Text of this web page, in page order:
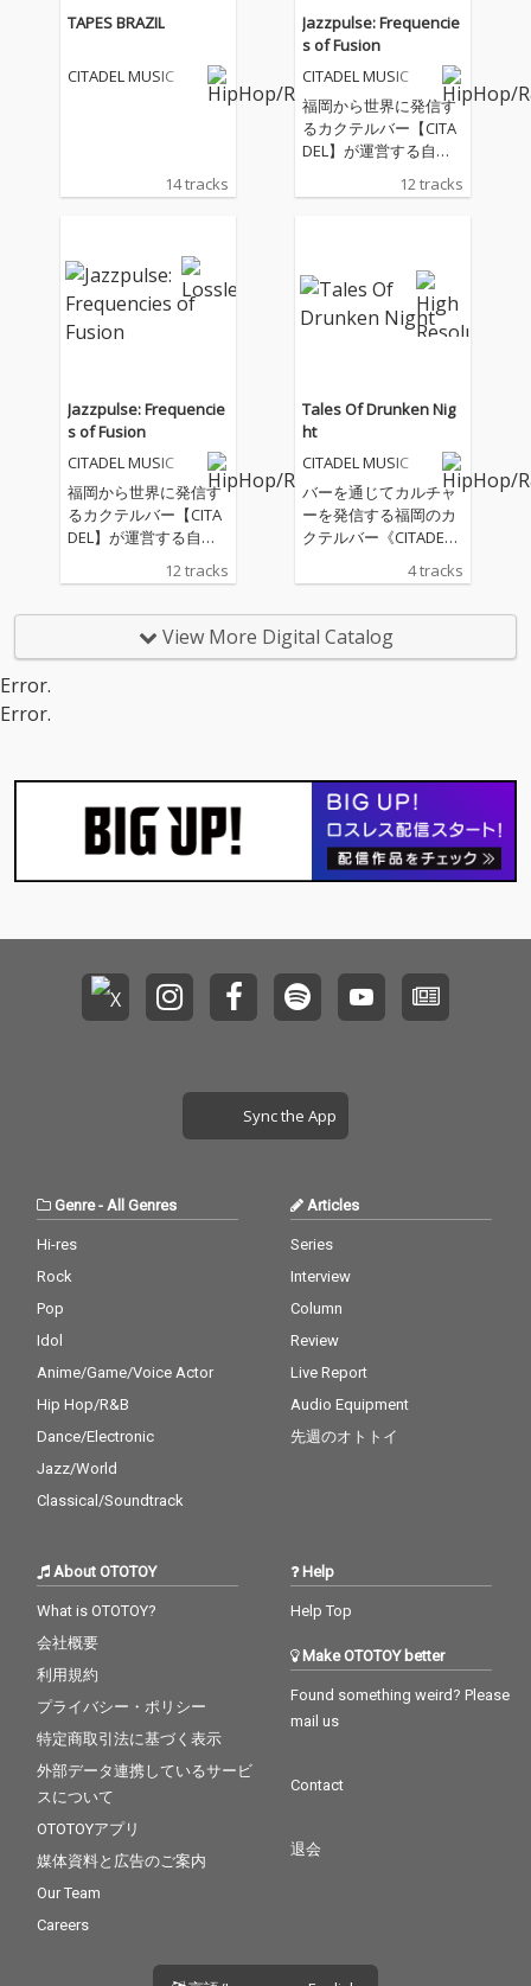
ルチャーを発信してい
る、福岡・大名を拠点
ー・レーベル、《SHH
Q.（stay hope head q
を拠点に活動するビー
K、JPabb、TACMA、
そしてタイを拠点に活
動するGaidjinnを迎え
て制作された全6曲収
を取り入れ、より自由
度の高い空気感と実験
性を内包したスピンオ
フ作品となっている。
各ビートメイカーの個
性を色濃く反映しなが
らも、SHHQ.ならでは
のムードと質感を軸
まとめ上げられた全6
曲収録EP。 ジャケット
デザインはtoyamegが
ルチャーを発信してい
る、福岡・大名を拠点
に活動するクリエイタ
ー・レーベル、《SHH
Q.（stay hope head q
uarter.）》 とのコラボ
レーションEP。 最新作
を拠点に活動するビー
そしてタイを拠点に活
動するGaidjinnを迎え
て制作された全6曲収
を取り入れ、より自由
度の高い空気感と実験
性を内包したスピンオ
フ作品となっている。
各ビートメイカーの個
性を色濃く反映しなが
らも、SHHQ.ならでは
のムードと質感を軸
まとめ上げられた全6
曲収録EP。 ジャケット
デザインはtoyamegが
TAPES BRAZIL
CITADEL MUSIC
14 tracks
Jazzpulse: Frequencie
s of Fusion
CITADEL MUSIC
福岡から世界に発信す
るカクテルバー【CITA
DEL】が運営する自社
音楽レーベル『CITADE
L MUSIC』第5弾プロジ
ビートメーカー「Vue
du monde(ヴディモン
ドゥ)と実現したコラボ
クに乗せたメッセージ
性の強いラップの曲、
ジャジーでメローなイ
ンスト曲等、バーでカ
クテルを飲みながら聴
きたい楽曲が詰まった
ストーリー性のあるア
12 tracks
Jazzpulse: Frequencie
s of Fusion
CITADEL MUSIC
福岡から世界に発信す
るカクテルバー【CITA
DEL】が運営する自社
音楽レーベル『CITADE
L MUSIC』第5弾プロジ
出身、現在東京を拠点
に活動するラッパー兼
クに乗せたメッセージ
性の強いラップの曲、
ジャジーでメローなイ
ンスト曲等、バーでカ
クテルを飲みながら聴
ルバムとなっている。
12 tracks
Tales Of Drunken Nig
ht
CITADEL MUSIC
バーを通じてカルチャ
ーを発信する福岡のカ
クテルバー《CITADE
L》が運営する自社音楽
レーベル【CITADEL MU
ト。『酒』と『音楽』
を通じて出来た縁か
る楽曲が収録されてい
る。お酒を飲みながら
でも、飲み過ぎた翌日
でも。一人でも仲間と
でも大切な人とでも。
4 tracks
View More Digital Catalog
Error.
Error.
Sync the App
Genre-All Genres
Hi-res
Rock
Pop
Idol
Anime/Game/Voice Actor
Hip Hop/R&B
Dance/Electronic
Jazz/World
Classical/Soundtrack
Articles
Series
Interview
Column
Review
Live Report
Audio Equipment
先週のオトトイ
About OTOTOY
What is OTOTOY?
会社概要
利用規約
プライバシー・ポリシー
特定商取引法に基づく表示
外部データ連携しているサービ
スについて
OTOTOYアプリ
媒体資料と広告のご案内
Our Team
Careers
Help
Help Top
Make OTOTOY better
Found something weird? Please
mail us
Contact
退会